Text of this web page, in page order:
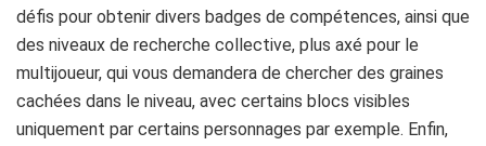
défis pour obtenir divers badges de compétences, ainsi que
des niveaux de recherche collective, plus axé pour le
multijoueur, qui vous demandera de chercher des graines
cachées dans le niveau, avec certains blocs visibles
uniquement par certains personnages par exemple. Enfin,